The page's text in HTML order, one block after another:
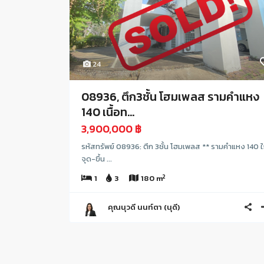
24
08936, ตึก3ชั้น โฮมเพลส รามคำแหง
140 เนื้อท...
3,900,000 ฿
รหัสทรัพย์ 08936: ตึก 3ชั้น โฮมเพลส ** รามคำแหง 140
จุด-ขึ้น ...
1
3 180 m2
คุณนุวดี นนท์ตา (นุดี)